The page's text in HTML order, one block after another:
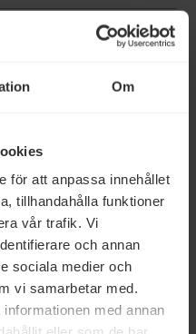
Om
för att anpassa innehållet
tillhandahålla funktioner
vår trafik. Vi
och annan
sociala medier och
vi samarbetar med.
med annan
52 kr
Skeppsholms Picklade
Senapsfrön 180g